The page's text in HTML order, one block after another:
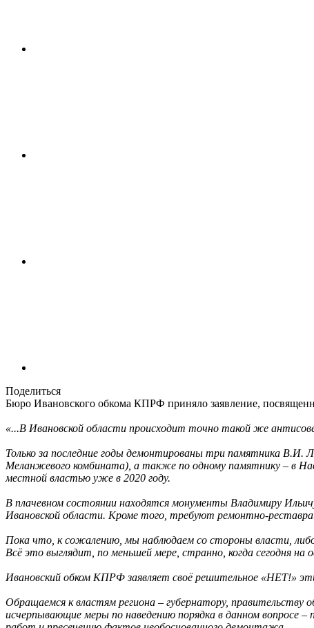
Поделиться
Бюро Ивановского обкома КПРФ приняло заявление,
«...В Ивановской области происходит точно такой же
Только за последние годы демонтированы три памятника В.И.
Меланжевого комбината), а также по одному памятнику – в
местной властью уже в 2020 году.
В плачевном состоянии находятся монументы Владимиру
Ивановской области. Кроме того, требуют ремонтно-
Пока что, к сожалению, мы наблюдаем со стороны власти,
Всё это выглядит, по меньшей мере, странно, когда сегодня
Ивановский обком КПРФ заявляет своё решительное «НЕТ!»
Обращаемся к властям региона – губернатору, правительству
исчерпывающие меры по наведению порядка в данном вопросе